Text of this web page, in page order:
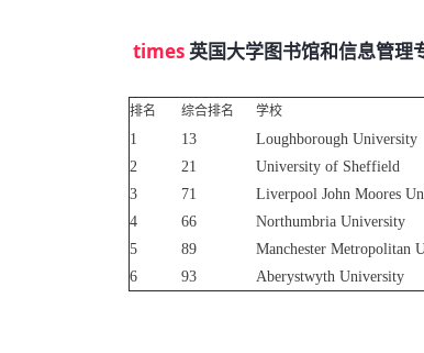
times 英国大学图书馆和信息管
排名 综合排名 学校
1 13 Loughborough University
2
21 University of Sheffield
3
71 Liverpool John Moores
4
66 Northumbria University
5
89 Manchester Metropolitan
6
93 Aberystwyth University